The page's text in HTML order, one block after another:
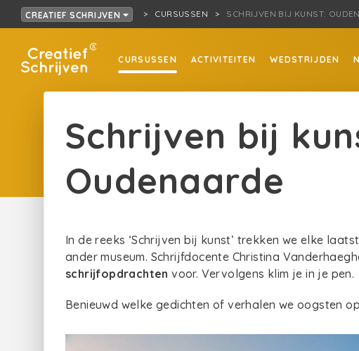
CREATIEF SCHRIJVEN CURSUSSEN SCHRIJVEN BIJ KUNST:
CURSUSSEN ACTIVITEITEN WEDSTRIJDEN
Schrijven bij
Oudenaarde
In de reeks ‘Schrijven bij kunst’ trekken we elke
ander museum. Schrijfdocente Christina
schrijfopdrachten voor. Vervolgens klim je in je pen.
Benieuwd welke gedichten of verhalen we oogsten